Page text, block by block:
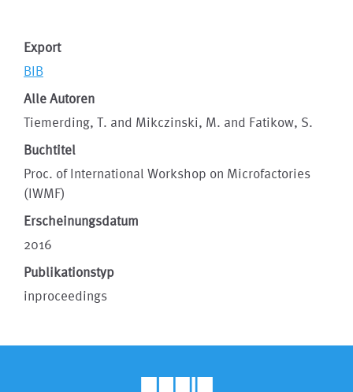
Export
BIB
Alle Autoren
Tiemerding, T. and Mikczinski, M. and Fatikow, S.
Buchtitel
Proc. of International Workshop on Microfactories
(IWMF)
Erscheinungsdatum
2016
Publikationstyp
inproceedings